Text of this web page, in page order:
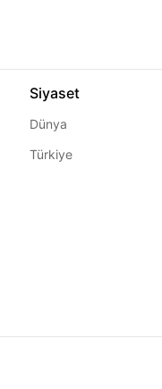
Siyaset
Dünya
Türkiye